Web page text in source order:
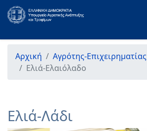
Αρχική Αγρότης-Επιχειρηματίας
Ελιά-Ελαιόλαδο
Ελιά-Λάδι